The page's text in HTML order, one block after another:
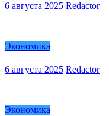
6 августа 2025 Redactor
Экономика
6 августа 2025 Redactor
Экономика